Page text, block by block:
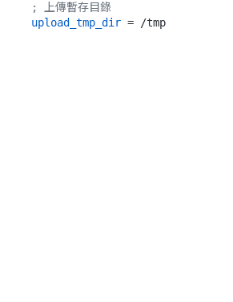
; 上傳暫存目錄
upload_tmp_dir